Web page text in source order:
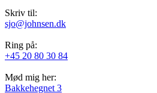
Skriv til:
sjo@johnsen.dk
Ring på:
+45 20 80 30 84
Mød mig her:
Bakkehegnet 3